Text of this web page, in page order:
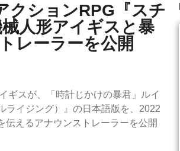
クションRPG『スチ
人形アイギスと暴
レーラーを公開
ギスが、「時計じかけの暴君」ルイ
ライジング）』の日本語版を、2022
えるアナウンストレーラーを公開